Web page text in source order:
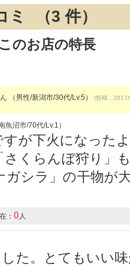
ミ （3 件）
のお店の特長
（男性/新潟市/30代/Lv.5） (投稿：
魚沼市/70代/Lv.1）
が下火になった
さくらんぼ狩り」
ガシラ」の干物が
： 0 人
た。とてもいい